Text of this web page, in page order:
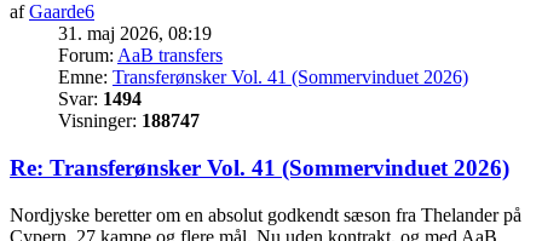
afGaarde6
31. maj 2026, 08:19
Forum: AaB transfers
Emne: Transferønsker Vol. 41 (Sommervinduet 2026)
Svar: 1494
Visninger: 188747
Re: Transferønsker Vol. 41 (Sommervinduet 2026)
Nordjyske beretter om en absolut godkendt sæson fra Thelander på
Cypern. 27 kampe og flere mål. Nu uden kontrakt, og med AaB